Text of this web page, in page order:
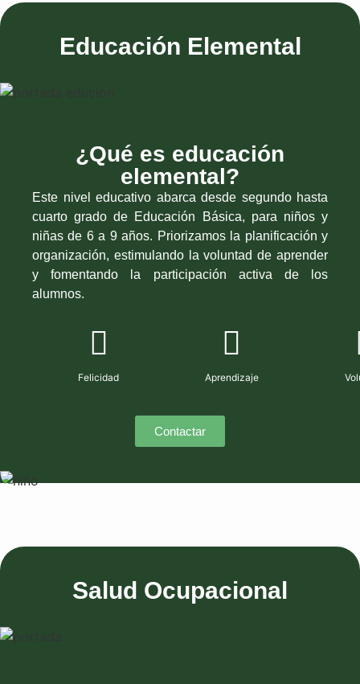
Educación Elemental
¿Qué es educación
elemental?
Este nivel educativo abarca desde segundo hasta
cuarto grado de Educación Básica, para niños y
niñas de 6 a 9 años. Priorizamos la planificación y
organización, estimulando la voluntad de aprender
y fomentando la participación activa de los
alumnos.
Felicidad Aprendizaje
Contactar
Salud Ocupacional